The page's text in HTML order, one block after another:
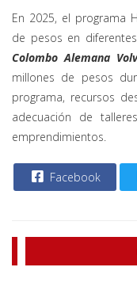
En 2025, el programa
de pesos en
Colombo Alemana
millones de pesos
programa, recursos
adecuación de
emprendimientos.
Facebook